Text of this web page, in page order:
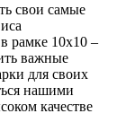
свои самые
рамке 10х10 –
важные
для своих
нашими
качестве